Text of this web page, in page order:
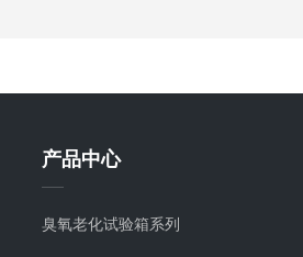
产品中心
臭氧老化试验箱系列